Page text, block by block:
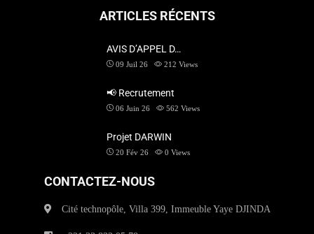
ARTICLES RÉCENTS
AVIS D’APPEL D…
09 Juil 26 212 Views
📢 Recrutement
06 Juin 26 562 Views
Projet DARWIN
20 Fév 26 0 Views
CONTACTEZ-NOUS
Cité technopôle, Villa 399, Immeuble Yaye DJINDA